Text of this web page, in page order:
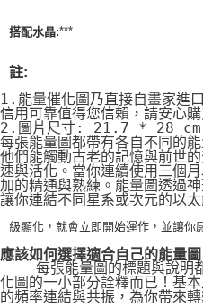
搭配水晶:***
註:
1.能量催化圖乃直接自畫家進
信用可靠值得您信賴，請安心購
2.圖片尺寸: 21.7 * 28 cm
每張能量圖都帶有各自不同的
他們能觸動古老的記憶與前世
速與活化。當你連續使用三個
加的精通與熟練。能量圖透過
讓你連結不同星系或次元的以
級顯化，就會立即開始運作，並讓你
應該如何選擇適合自己的能量圖
每張能量圖的標題與說明
化圖的一小部分詮釋而已！基
的頻率連結與共振，為你帶來轉